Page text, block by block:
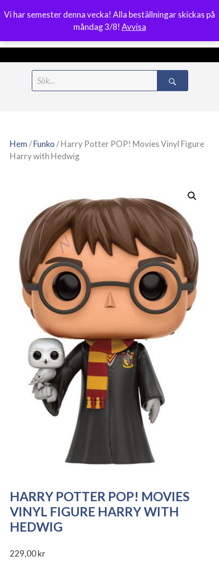
Vi har semester denna vecka! Alla beställningar skickas på
måndag 3/8! Avvisa
0
Meny
Hem/Funko/ Harry Potter POP! Movies Vinyl Figure
Harry with Hedwig
HARRY POTTER POP! MOVIES
VINYL FIGURE HARRY WITH
HEDWIG
229,00kr